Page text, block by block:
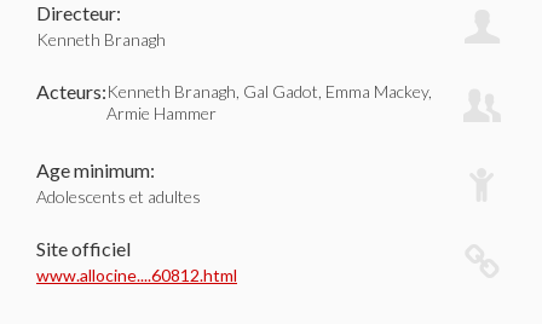
Directeur:
Kenneth Branagh
Acteurs:Kenneth Branagh, Gal Gadot, Emma Mackey,
Armie Hammer
Age minimum:
Adolescents et adultes
Site officiel
www.allocine....60812.html